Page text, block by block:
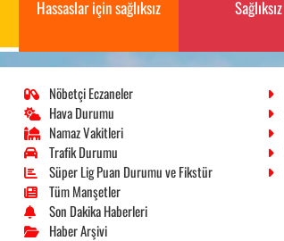
Hassaslar için sağlıksız Sağlıksız
Nöbetçi Eczaneler
Hava Durumu
Namaz Vakitleri
Trafik Durumu
Süper Lig Puan Durumu ve Fikstür
Tüm Manşetler
Son Dakika Haberleri
Haber Arşivi